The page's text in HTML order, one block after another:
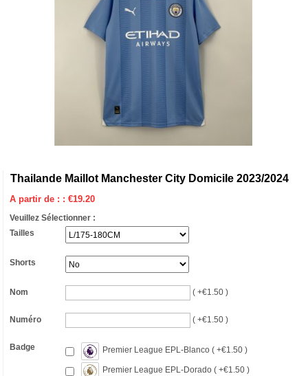
Thailande Maillot Manchester City Domicile 2023/2024
A partir de : :€19.20
Veuillez Sélectionner :
Tailles
Shorts
Nom ( +€1.50 )
Numéro ( +€1.50 )
Badge Premier League EPL-Blanco ( +€1.50 )
Premier League EPL-Dorado ( +€1.50 )